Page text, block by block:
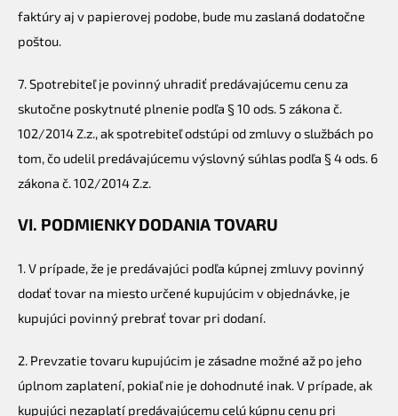
faktúry aj v papierovej podobe, bude mu zaslaná dodatočne
poštou.
7. Spotrebiteľ je povinný uhradiť predávajúcemu cenu za
skutočne poskytnuté plnenie podľa § 10 ods. 5 zákona č.
102/2014 Z.z., ak spotrebiteľ odstúpi od zmluvy o službách po
tom, čo udelil predávajúcemu výslovný súhlas podľa § 4 ods. 6
zákona č. 102/2014 Z.z.
VI. PODMIENKY DODANIA TOVARU
1. V prípade, že je predávajúci podľa kúpnej zmluvy povinný
dodať tovar na miesto určené kupujúcim v objednávke, je
kupujúci povinný prebrať tovar pri dodaní.
2. Prevzatie tovaru kupujúcim je zásadne možné až po jeho
úplnom zaplatení, pokiaľ nie je dohodnuté inak. V prípade, ak
kupujúci nezaplatí predávajúcemu celú kúpnu cenu pri